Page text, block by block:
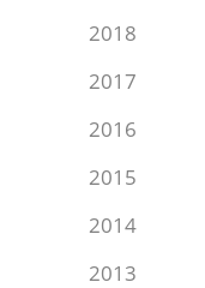
2018
2017
2016
2015
2014
2013